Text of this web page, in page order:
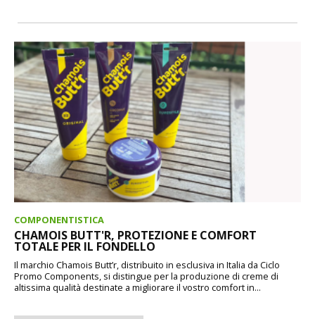
COMPONENTISTICA
CHAMOIS BUTT'R, PROTEZIONE E COMFORT
TOTALE PER IL FONDELLO
Il marchio Chamois Butt’r, distribuito in esclusiva in Italia da Ciclo
Promo Components, si distingue per la produzione di creme di
altissima qualità destinate a migliorare il vostro comfort in...